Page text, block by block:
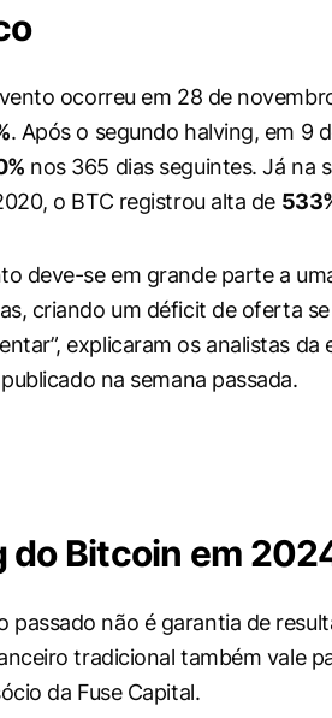
ocorreu em 28 de
. Após o segundo halving, em 9
nos 365 dias seguintes. Já na
o BTC registrou alta de
deve-se em grande parte a
criando um déficit de oferta
explicaram os analistas
na semana passada.
do Bitcoin em
passado não é garantia de
tradicional também vale
da Fuse Capital.